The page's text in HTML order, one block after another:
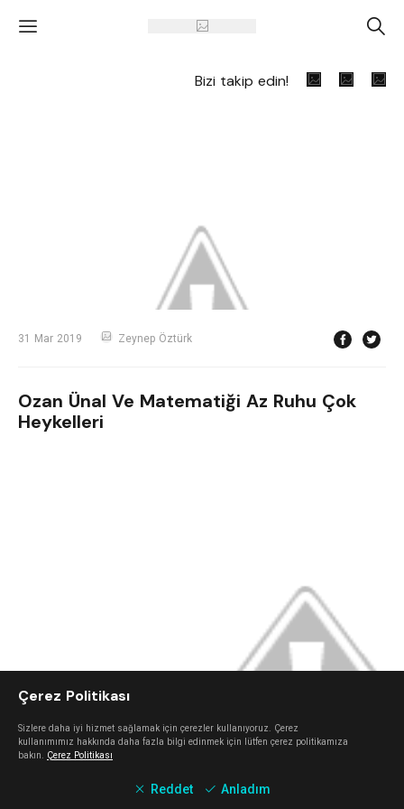
' A
Bizi takip edin!
31 Mar 2019 Zeynep Öztürk
Ozan Ünal Ve Matematiği Az Ruhu Çok
Heykelleri
Çerez Politikası
Sizlere daha iyi hizmet sağlamak için çerezler kullanıyoruz. Çerez
kullanımımız hakkında daha fazla bilgi edinmek için lütfen çerez politikamıza
bakın. Çerez Politikası
Reddet Anladım